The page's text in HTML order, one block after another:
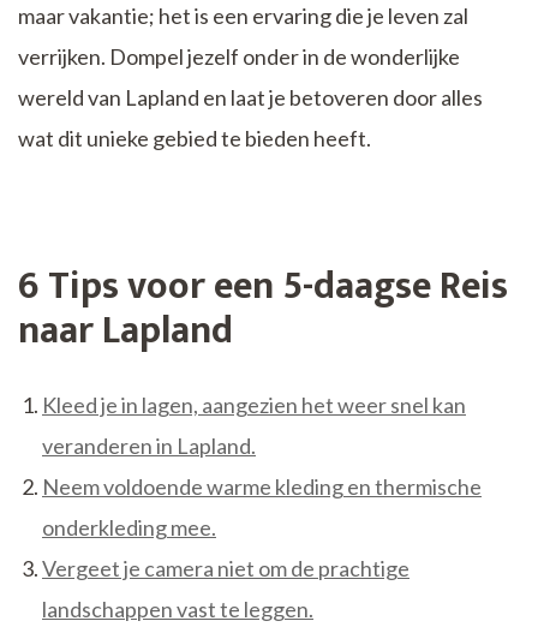
maar vakantie; het is een ervaring die je leven zal
verrijken. Dompel jezelf onder in de wonderlijke
wereld van Lapland en laat je betoveren door alles
wat dit unieke gebied te bieden heeft.
6 Tips voor een 5-daagse Reis
naar Lapland
Kleed je in lagen, aangezien het weer snel kan
veranderen in Lapland.
Neem voldoende warme kleding en thermische
onderkleding mee.
Vergeet je camera niet om de prachtige
landschappen vast te leggen.